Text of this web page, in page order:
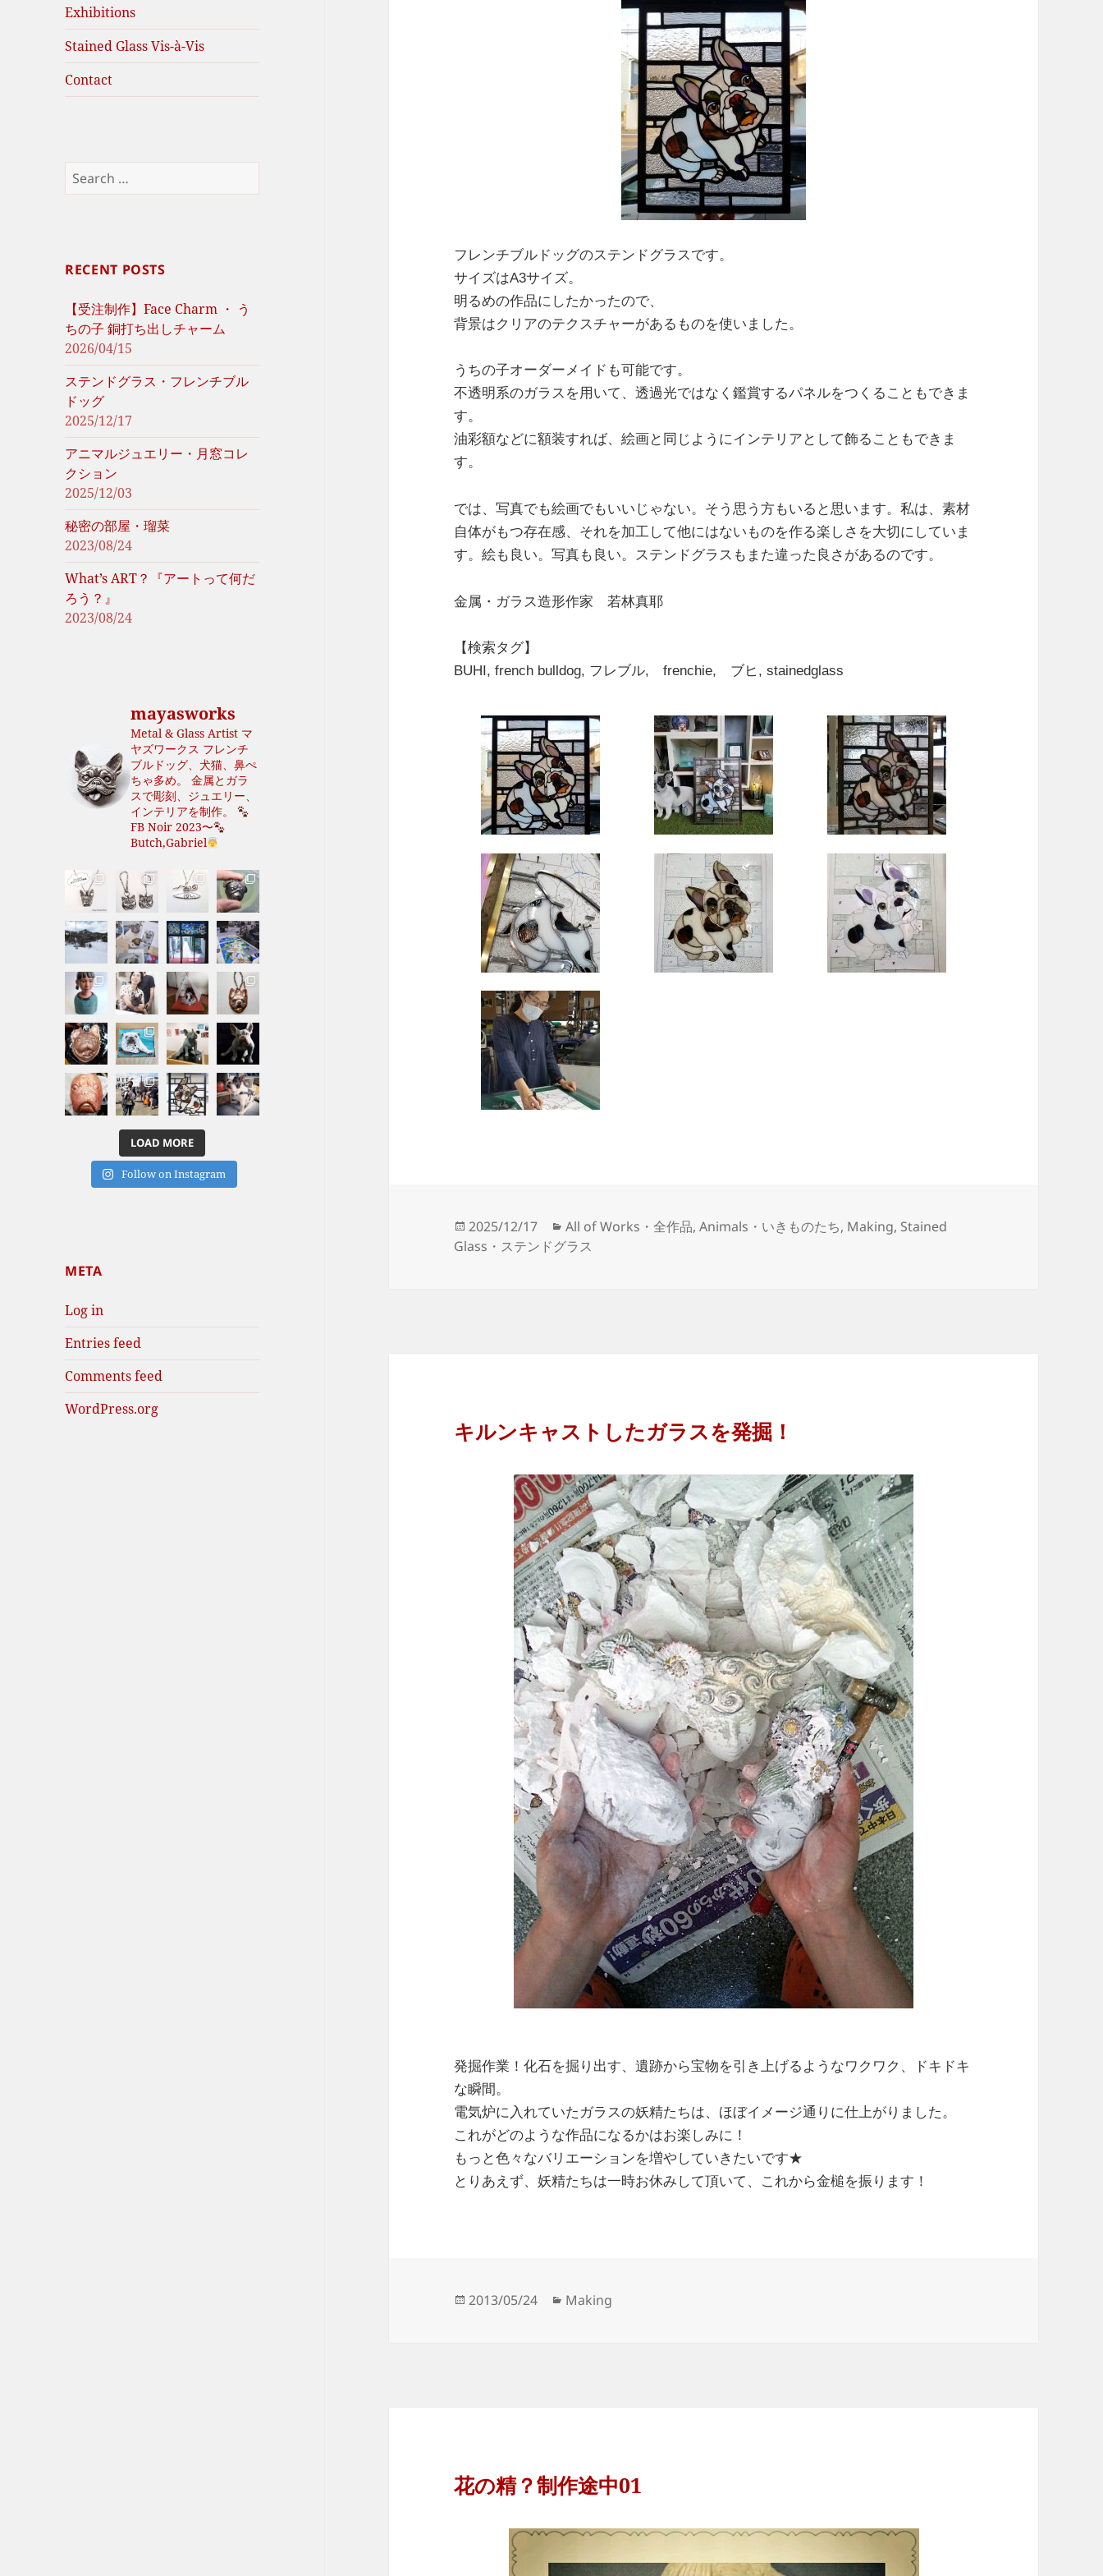
Exhibitions
Stained Glass Vis-à-Vis
Contact
Search
for:
RECENT POSTS
【受注制作】Face Charm ・ う
ちの子 銅打ち出しチャーム
2026/04/15
ステンドグラス・フレンチブル
ドッグ
2025/12/17
アニマルジュエリー・月窓コレ
クション
2025/12/03
秘密の部屋・瑠菜
2023/08/24
What’s ART？『アートって何だ
ろう？』
2023/08/24
mayasworks
Metal & Glass Artist マ
ヤズワークス フレンチ
ブルドッグ、犬猫、鼻ぺ
ちゃ多め。
金属とガラ
スで彫刻、ジュエリー、
インテリアを制作。
FB Noir 2023〜
Butch,Gabriel
LOAD MORE
Follow on Instagram
META
Log in
Entries feed
Comments feed
WordPress.org
フレンチブルドッグのステンドグラスです。
サイズはA3サイズ。
明るめの作品にしたかったので、
背景はクリアのテクスチャーがあるものを使いました。
うちの子オーダーメイドも可能です。
不透明系のガラスを用いて、透過光ではなく鑑賞するパネルをつくることもできま
す。
油彩額などに額装すれば、絵画と同じようにインテリアとして飾ることもできま
す。
では、写真でも絵画でもいいじゃない。そう思う方もいると思います。私は、素材
自体がもつ存在感、それを加工して他にはないものを作る楽しさを大切にしていま
す。絵も良い。写真も良い。ステンドグラスもまた違った良さがあるのです。
金属・ガラス造形作家 若林真耶
【検索タグ】
BUHI, french bulldog, フレブル, frenchie, ブヒ, stainedglass
Posted
on
2025/12/17 Categories
All of Works・全作品,Animals・いきものたち, Making, Stained
Glass・ステンドグラス
キルンキャストしたガラスを発掘！
発掘作業！化石を掘り出す、遺跡から宝物を引き上げるようなワクワク、ドキドキ
な瞬間。
電気炉に入れていたガラスの妖精たちは、ほぼイメージ通りに仕上がりました。
これがどのような作品になるかはお楽しみに！
もっと色々なバリエーションを増やしていきたいです★
とりあえず、妖精たちは一時お休みして頂いて、これから金槌を振ります！
Posted
2013/05/24 Categories
Making
花の精？制作途中01